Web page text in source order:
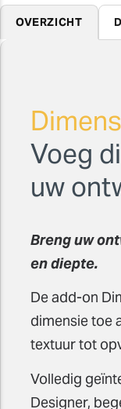
OVERZICHT
Voeg
uw
Breng uw
en diepte.
De add-on
dimensie toe
textuur tot
Volledig
Designer,